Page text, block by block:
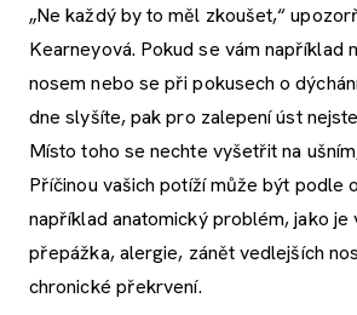
„Ne každý by to měl zkoušet,“
Kearneyová. Pokud se vám například
nosem nebo se při pokusech o
dne slyšíte, pak pro zalepení úst
Místo toho se nechte vyšetřit na
Příčinou vašich potíží může být podle
například anatomický problém, jako je
přepážka, alergie, zánět vedlejších
chronické překrvení.